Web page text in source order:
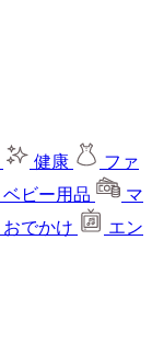
健康
ファ
ベビー用品
マ
おでかけ
エン